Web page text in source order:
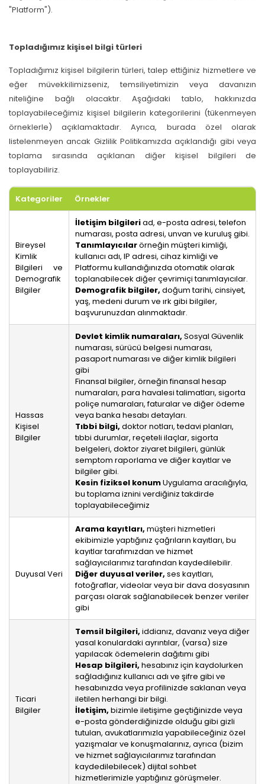
"Platform").
Topladığımız kişisel bilgi türleri
Topladığımız kişisel bilgilerin türleri, talep ettiğiniz hizmetlere ve
eğer müvekkilimizseniz, temsiliyetimizin veya davanızın
niteliğine bağlı olacaktır. Aşağıdaki tablo, hakkınızda
toplayabileceğimiz kişisel bilgilerin kategorilerini (tükenmeyen
örneklerle) açıklamaktadır. Ayrıca, burada özel olarak
listelenmeyen ancak Gizlilik Politikamızda açıklandığı gibi veya
toplama sırasında açıklanan diğer kişisel bilgileri de
toplayabiliriz.
Kategoriler Örnekler
Bireysel
Kimlik
Bilgileri ve
Demografik
Bilgiler
İletişim bilgileriad, e-posta adresi, telefon
numarası, posta adresi, unvan ve kuruluş gibi.
Tanımlayıcılarörneğin müşteri kimliği,
kullanıcı adı, IP adresi, cihaz kimliği ve
Platformu kullandığınızda otomatik olarak
toplanabilecek diğer çevrimiçi tanımlayıcılar.
Demografik bilgiler, doğum tarihi, cinsiyet,
yaş, medeni durum ve ırk gibi bilgiler,
başvurunuzdan alınmaktadır.
Hassas
Kişisel
Bilgiler
Devlet kimlik numaraları, Sosyal Güvenlik
numarası, sürücü belgesi numarası,
pasaport numarası ve diğer kimlik bilgileri
gibi
Finansal bilgiler, örneğin finansal hesap
numaraları, para havalesi talimatları, sigorta
poliçe numaraları, faturalar ve diğer ödeme
veya banka hesabı detayları.
Tıbbi bilgi, doktor notları, tedavi planları,
tıbbi durumlar, reçeteli ilaçlar, sigorta
belgeleri, doktor ziyaret bilgileri, günlük
semptom raporlama ve diğer kayıtlar ve
bilgiler gibi.
Kesin fiziksel konumUygulama aracılığıyla,
bu toplama iznini verdiğiniz takdirde
toplayabileceğimiz
Duyusal Veri
Arama kayıtları, müşteri hizmetleri
ekibimizle yaptığınız çağrıların kayıtları, bu
kayıtlar tarafımızdan ve hizmet
sağlayıcılarımız tarafından kaydedilebilir.
Diğer duyusal veriler, ses kayıtları,
fotoğraflar, videolar veya bir dava dosyasının
parçası olarak sağlanabilecek benzer veriler
gibi
Ticari
Bilgiler
Temsil bilgileri, iddianız, davanız veya diğer
yasal konulardaki ayrıntılar, (varsa) size
yapılacak ödemelerin dağıtımı gibi
Hesap bilgileri, hesabınız için kaydolurken
sağladığınız kullanıcı adı ve şifre gibi ve
hesabınızda veya profilinizde saklanan veya
iletilen herhangi bir bilgi.
İletişim, bizimle iletişime geçtiğinizde veya
e-posta gönderdiğinizde olduğu gibi gizli
tutulan, avukatlarımızla yapabileceğiniz özel
yazışmalar ve konuşmalarınız, ayrıca (bizim
ve hizmet sağlayıcılarımız tarafından
kaydedilebilecek) dijital sohbet
hizmetlerimizle yaptığınız görüşmeler.